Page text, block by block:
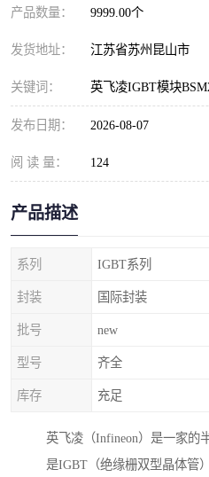
产品数量： 9999.00个
发货地址： 江苏省苏州昆山市
关键词： 英飞凌IGBT模块
发布日期： 2026-08-07
阅 读 量： 124
产品描述
系列 IGBT系列
封装 国际封装
批号 new
型号 齐全
库存 充足
英飞凌（Infineon）是一家的
是IGBT（绝缘栅双型晶体管